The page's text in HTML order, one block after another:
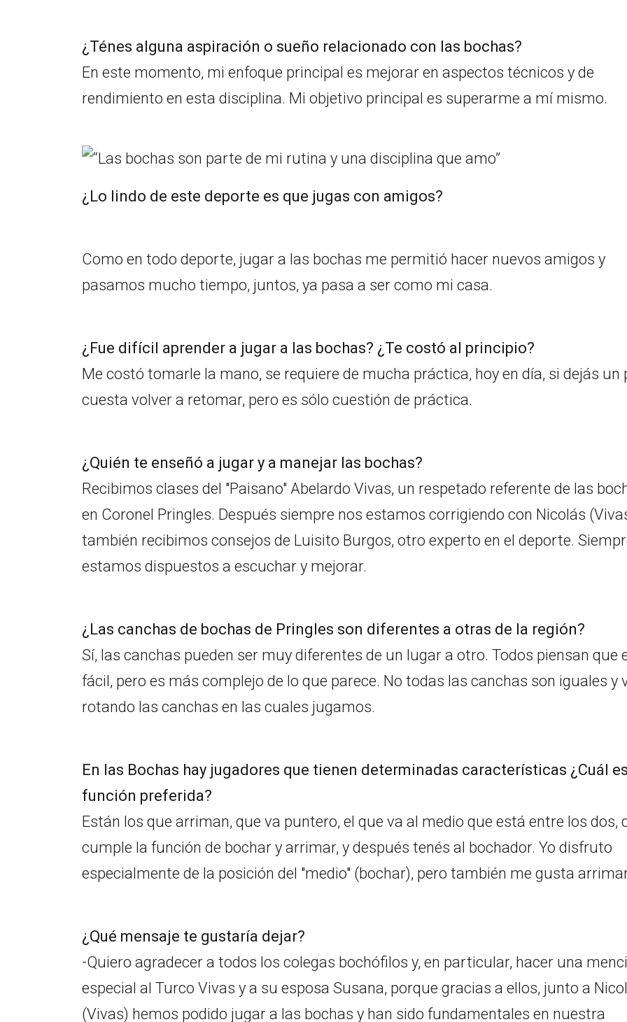
¿Ténes alguna aspiración o sueño relacionado con las bochas?
En este momento, mi enfoque principal es mejorar en aspectos técnicos y de
rendimiento en esta disciplina. Mi objetivo principal es superarme a mí mismo.
¿Lo lindo de este deporte es que jugas con amigos?
Como en todo deporte, jugar a las bochas me permitió hacer nuevos amigos y
pasamos mucho tiempo, juntos, ya pasa a ser como mi casa.
¿Fue difícil aprender a jugar a las bochas? ¿Te costó al principio?
Me costó tomarle la mano, se requiere de mucha práctica, hoy en día, si dejás un
cuesta volver a retomar, pero es sólo cuestión de práctica.
¿Quién te enseñó a jugar y a manejar las bochas?
Recibimos clases del "Paisano" Abelardo Vivas, un respetado referente de las
en Coronel Pringles. Después siempre nos estamos corrigiendo con Nicolás
también recibimos consejos de Luisito Burgos, otro experto en el deporte.
estamos dispuestos a escuchar y mejorar.
¿Las canchas de bochas de Pringles son diferentes a otras de la región?
Sí, las canchas pueden ser muy diferentes de un lugar a otro. Todos piensan que
fácil, pero es más complejo de lo que parece. No todas las canchas son iguales y
rotando las canchas en las cuales jugamos.
En las Bochas hay jugadores que tienen determinadas características ¿Cuál
función preferida?
Están los que arriman, que va puntero, el que va al medio que está entre los dos,
cumple la función de bochar y arrimar, y después tenés al bochador. Yo disfruto
especialmente de la posición del "medio" (bochar), pero también me gusta
¿Qué mensaje te gustaría dejar?
-Quiero agradecer a todos los colegas bochófilos y, en particular, hacer una
especial al Turco Vivas y a su esposa Susana, porque gracias a ellos, junto a
(Vivas) hemos podido jugar a las bochas y han sido fundamentales en nuestra